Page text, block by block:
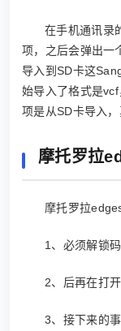
在手机通讯录
项，之后会弹出一
导入到SD卡这
始导入了格式是
项是从SD卡导入，
摩托罗拉
摩托罗拉
1、必须解锁
2、后再在打
3、接下来的